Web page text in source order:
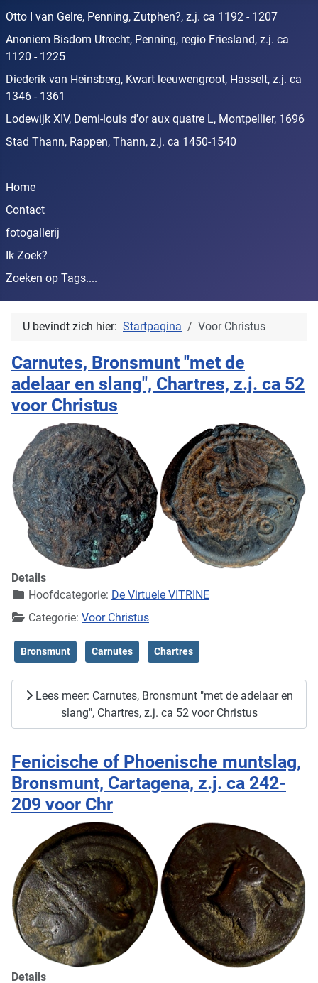
Otto I van Gelre, Penning, Zutphen?, z.j. ca 1192 - 1207
Anoniem Bisdom Utrecht, Penning, regio Friesland, z.j. ca
1120 - 1225
Diederik van Heinsberg, Kwart leeuwengroot, Hasselt, z.j. ca
1346 - 1361
Lodewijk XIV, Demi-louis d'or aux quatre L, Montpellier, 1696
Stad Thann, Rappen, Thann, z.j. ca 1450-1540
Home
Contact
fotogallerij
Ik Zoek?
Zoeken op Tags....
U bevindt zich hier: Startpagina Voor Christus
Carnutes, Bronsmunt "met de
adelaar en slang", Chartres, z.j. ca 52
voor Christus
Details
Hoofdcategorie: De Virtuele VITRINE
Categorie: Voor Christus
Bronsmunt Carnutes Chartres
Lees meer: Carnutes, Bronsmunt "met de adelaar en
slang", Chartres, z.j. ca 52 voor Christus
Fenicische of Phoenische muntslag,
Bronsmunt, Cartagena, z.j. ca 242-
209 voor Chr
Details